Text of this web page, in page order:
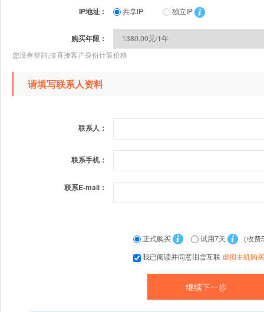
IP地址： 共享IP 独立IP
购买年限：
您没有登陆,按直接客户身份计算价格
请填写联系人资料
联系人：
联系手机：
联系E-mail：
正式购买 试用7天
（收费
我已阅读并同意泪雪互联 虚拟主机购